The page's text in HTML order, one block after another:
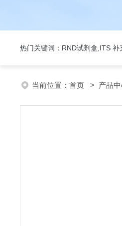
热门关键词：RND试剂盒,ITS
当前位置： 首页 > 产品